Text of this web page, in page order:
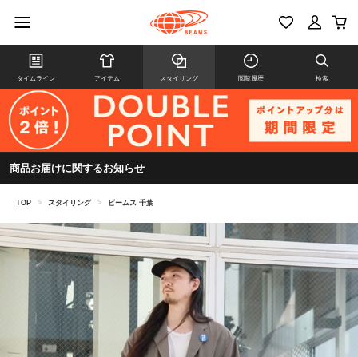
タイムライン アイテム スタイリング 閲覧履歴 検索
商品お届けに関するお知らせ
TOP > スタイリング > ビームス 千葉